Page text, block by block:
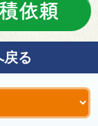
依頼
戻る